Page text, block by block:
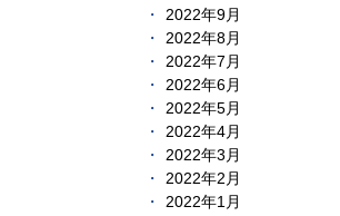
2022年9月
2022年8月
2022年7月
2022年6月
2022年5月
2022年4月
2022年3月
2022年2月
2022年1月